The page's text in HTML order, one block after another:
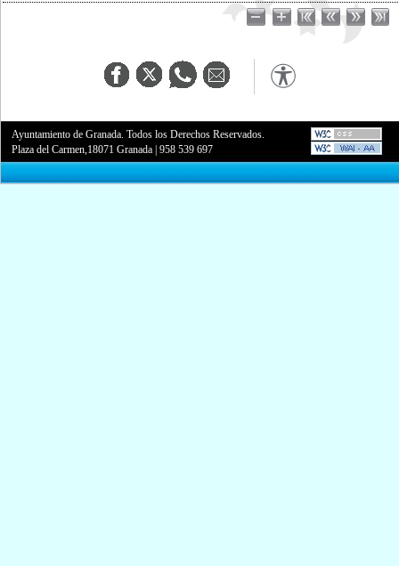
Ayuntamiento de Granada. Todos los Derechos Reservados.
Plaza del Carmen,18071 Granada |958 539 697